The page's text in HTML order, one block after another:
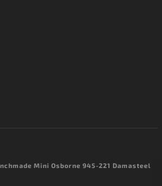
Mini Osborne 945-221 Damasteel